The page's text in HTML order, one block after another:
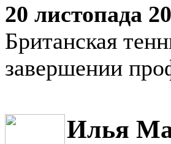
20 листопада
Британская
завершении
Илья